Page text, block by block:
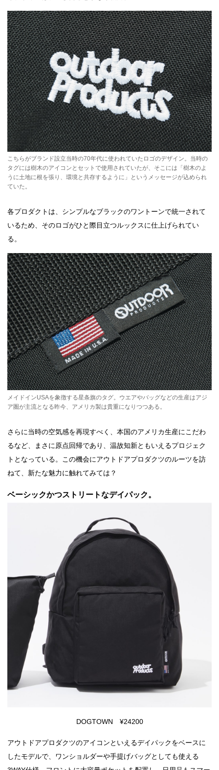
こちらがブランド設立当時の70年代に使われていたロゴのデザイン。当時の
タグには樹木のアイコンとセットで使用されていたが、そこには「樹木のよ
うに土地に根を張り、環境と共存するように」というメッセージが込められ
ていた。
各プロダクトは、シンプルなブラックのワントーンで統一されて
いるため、そのロゴがひと際目立つルックスに仕上げられてい
る。
メイドインUSAを象徴する星条旗のタグ。ウエアやバッグなどの生産はアジ
ア圏が主流となる昨今、アメリカ製は貴重になりつつある。
さらに当時の空気感を再現すべく、本国のアメリカ生産にこだわ
るなど、まさに原点回帰であり、温故知新ともいえるプロジェク
トとなっている。この機会にアウトドアプロダクツのルーツを訪
ねて、新たな魅力に触れてみては？
ベーシックかつストリートなデイパック。
DOGTOWN ¥24200
アウトドアプロダクツのアイコンといえるデイパックをベースに
したモデルで、ワンショルダーや手提げバッグとしても使える